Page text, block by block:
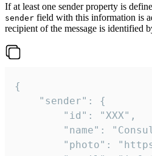
If at least one sender property is
sender field with this information is
recipient of the message is identified
{